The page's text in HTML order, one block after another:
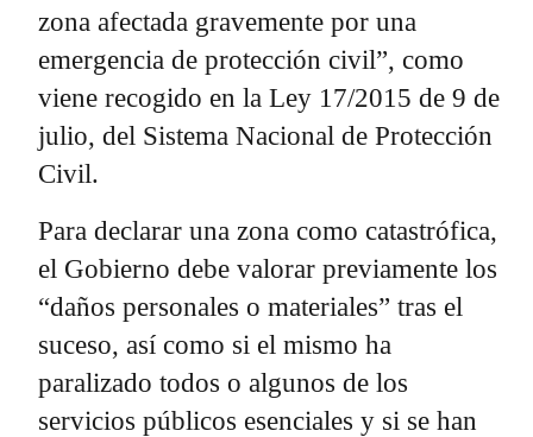
zona afectada gravemente por una
emergencia de protección civil”, como
viene recogido en la Ley 17/2015 de 9 de
julio, del Sistema Nacional de Protección
Civil.
Para declarar una zona como catastrófica,
el Gobierno debe valorar previamente los
“daños personales o materiales” tras el
suceso, así como si el mismo ha
paralizado todos o algunos de los
servicios públicos esenciales y si se han